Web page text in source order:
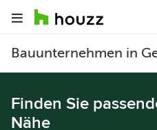
Bauunternehmen in
Finden Sie
Nähe